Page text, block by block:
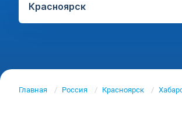
Главная Россия Красноярск